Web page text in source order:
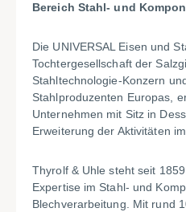
Bereich Stahl- und
Die UNIVERSAL Eisen und
Tochtergesellschaft der
Stahltechnologie-Konzern
Stahlproduzenten Europas,
Unternehmen mit Sitz in
Erweiterung der Aktivitäten
Thyrolf & Uhle steht seit
Expertise im Stahl- und
Blechverarbeitung. Mit rund